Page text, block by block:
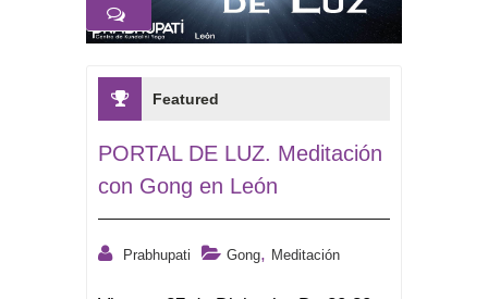
Featured
PORTAL DE LUZ. Meditación
con Gong en León
Prabhupati Gong, Meditación